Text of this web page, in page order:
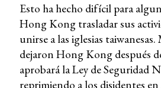
Esto ha hecho difícil para
Hong Kong trasladar sus
unirse a las iglesias
dejaron Hong Kong después
aprobará la Ley de Seguridad
reprimiendo a los disidentes